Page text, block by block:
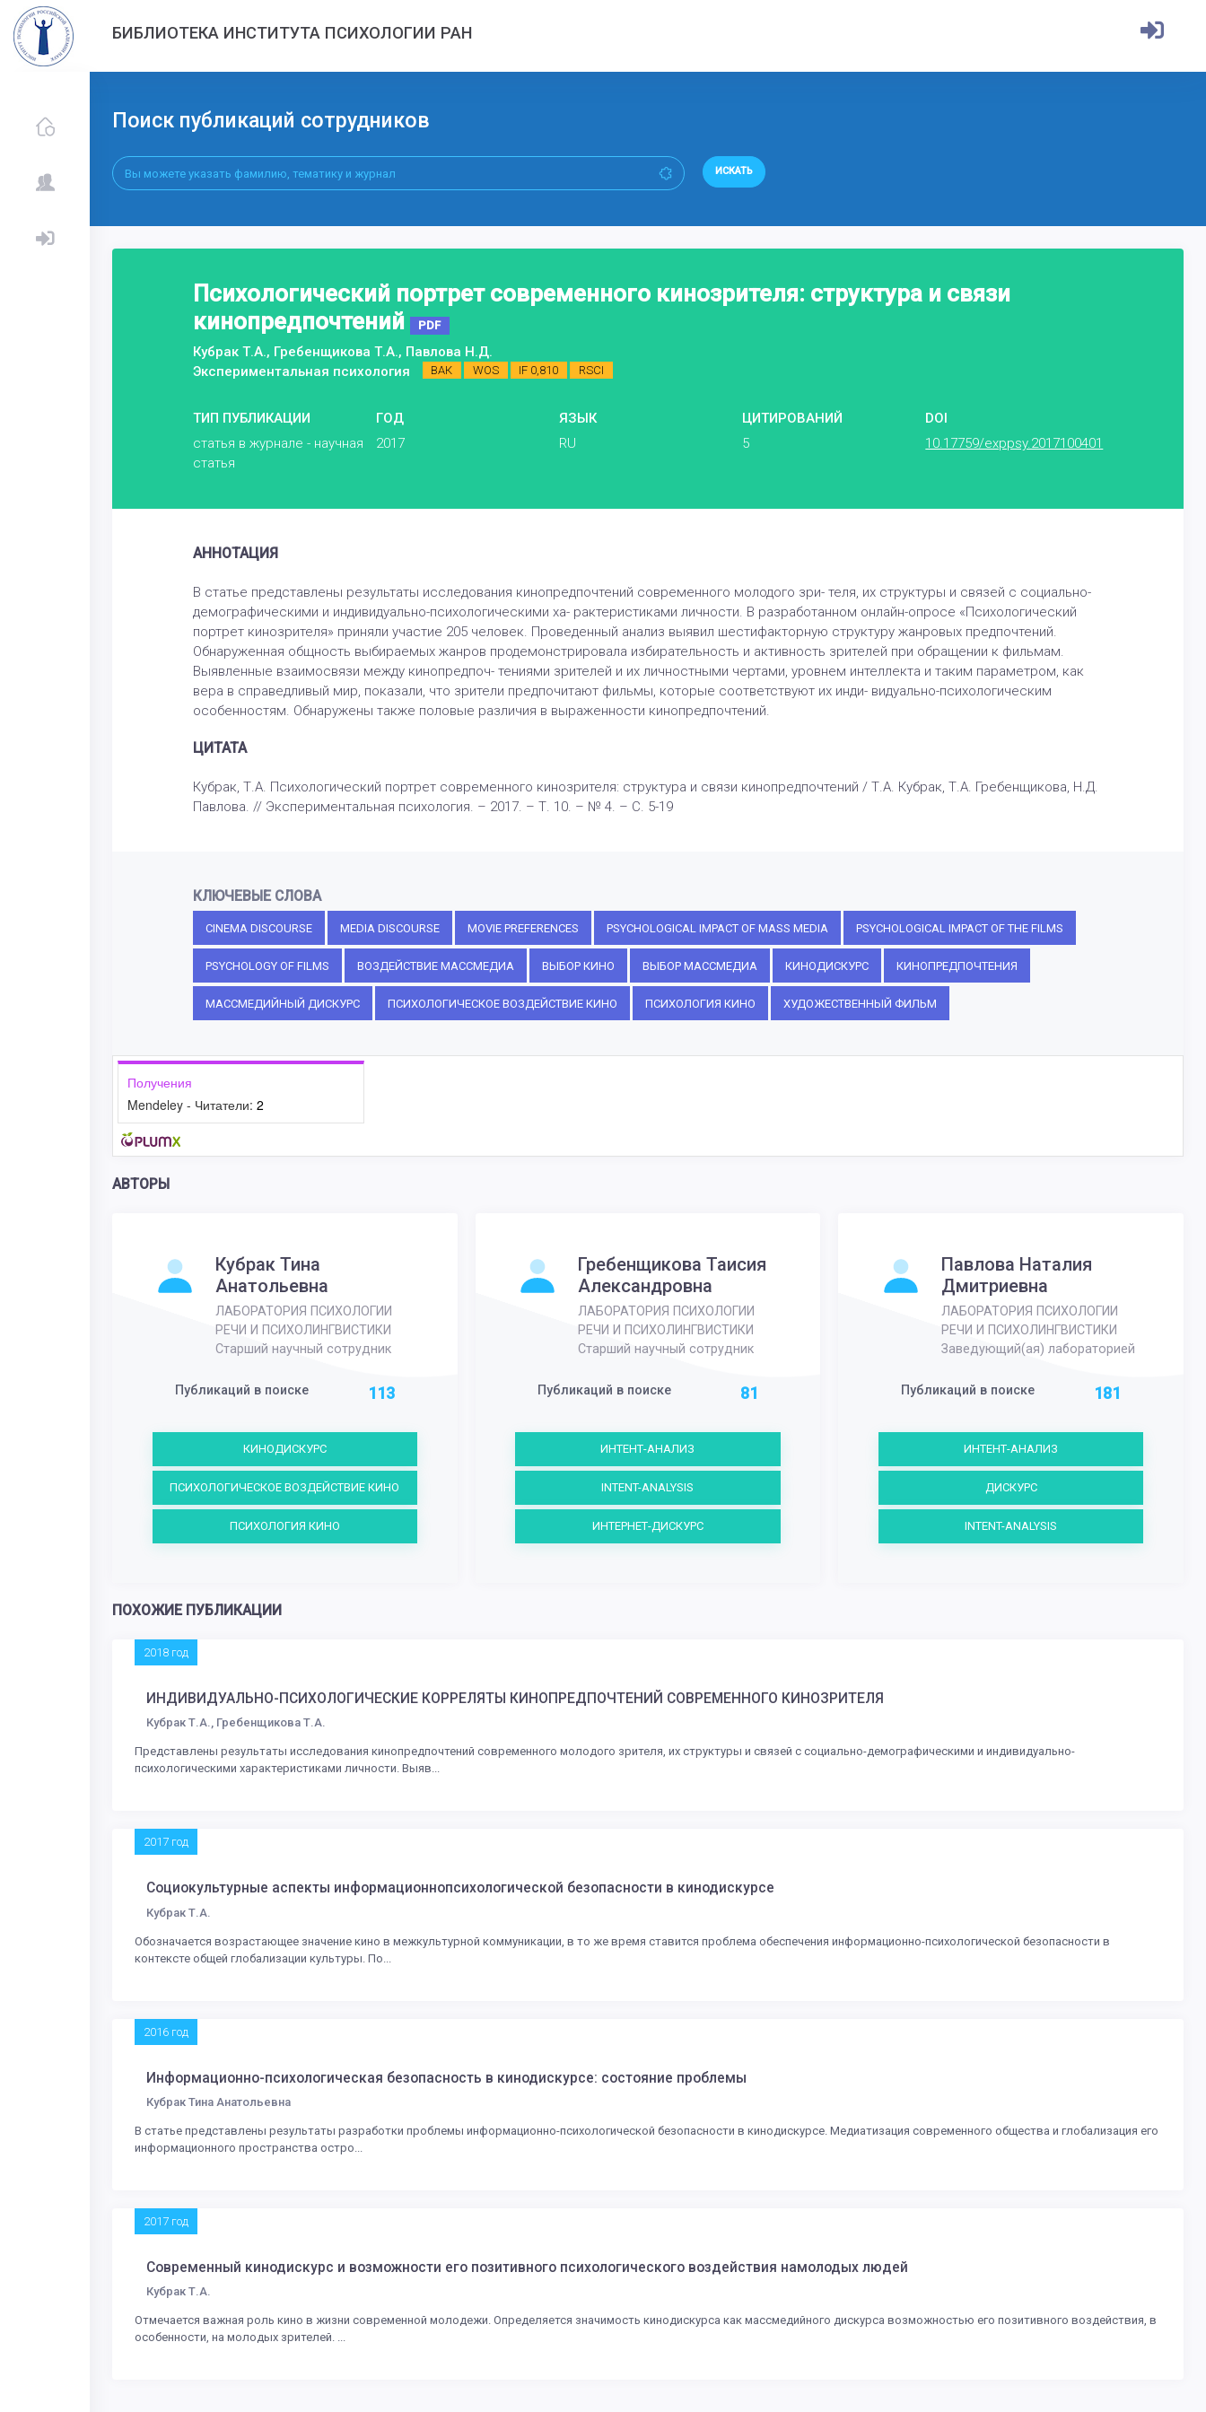
БИБЛИОТЕКА ИНСТИТУТА ПСИХОЛОГИИ РАН
Поиск публикаций сотрудников
ИСКАТЬ
Психологический портрет современного кинозрителя: структура и связи
кинопредпочтений
PDF
Кубрак Т.А., Гребенщикова Т.А., Павлова Н.Д.
Экспериментальная психология
ВАК WOS IF 0,810 RSCI
ТИП ПУБЛИКАЦИИ
статья в журнале - научная
статья
ГОД
2017
ЯЗЫК
RU
ЦИТИРОВАНИЙ
5
DOI
10.17759/exppsy.2017100401
АННОТАЦИЯ
В статье представлены результаты исследования кинопредпочтений современного молодого зри- теля, их структуры и связей с социально-
демографическими и индивидуально-психологическими ха- рактеристиками личности. В разработанном онлайн-опросе «Психологический
портрет кинозрителя» приняли участие 205 человек. Проведенный анализ выявил шестифакторную структуру жанровых предпочтений.
Обнаруженная общность выбираемых жанров продемонстрировала избирательность и активность зрителей при обращении к фильмам.
Выявленные взаимосвязи между кинопредпоч- тениями зрителей и их личностными чертами, уровнем интеллекта и таким параметром, как
вера в справедливый мир, показали, что зрители предпочитают фильмы, которые соответствуют их инди- видуально-психологическим
особенностям. Обнаружены также половые различия в выраженности кинопредпочтений.
ЦИТАТА
Кубрак, Т.А. Психологический портрет современного кинозрителя: структура и связи кинопредпочтений / Т.А. Кубрак, Т.А. Гребенщикова, Н.Д.
Павлова. // Экспериментальная психология. – 2017. – Т. 10. – № 4. – С. 5-19
КЛЮЧЕВЫЕ СЛОВА
CINEMA DISCOURSE MEDIA DISCOURSE MOVIE PREFERENCES PSYCHOLOGICAL IMPACT OF MASS MEDIA PSYCHOLOGICAL IMPACT OF THE FILMS
PSYCHOLOGY OF FILMS ВОЗДЕЙСТВИЕ МАССМЕДИА ВЫБОР КИНО ВЫБОР МАССМЕДИА КИНОДИСКУРС КИНОПРЕДПОЧТЕНИЯ
МАССМЕДИЙНЫЙ ДИСКУРС ПСИХОЛОГИЧЕСКОЕ ВОЗДЕЙСТВИЕ КИНО ПСИХОЛОГИЯ КИНО ХУДОЖЕСТВЕННЫЙ ФИЛЬМ
Получения
Mendeley - Читатели: 2
АВТОРЫ
Кубрак Тина
Анатольевна
ЛАБОРАТОРИЯ ПСИХОЛОГИИ
РЕЧИ И ПСИХОЛИНГВИСТИКИ
Старший научный сотрудник
Публикаций в поиске 113
КИНОДИСКУРС
ПСИХОЛОГИЧЕСКОЕ ВОЗДЕЙСТВИЕ КИНО
ПСИХОЛОГИЯ КИНО
Гребенщикова Таисия
Александровна
ЛАБОРАТОРИЯ ПСИХОЛОГИИ
РЕЧИ И ПСИХОЛИНГВИСТИКИ
Старший научный сотрудник
Публикаций в поиске 81
ИНТЕНТ-АНАЛИЗ
INTENT-ANALYSIS
ИНТЕРНЕТ-ДИСКУРС
Павлова Наталия
Дмитриевна
ЛАБОРАТОРИЯ ПСИХОЛОГИИ
РЕЧИ И ПСИХОЛИНГВИСТИКИ
Заведующий(ая) лабораторией
Публикаций в поиске 181
ИНТЕНТ-АНАЛИЗ
ДИСКУРС
INTENT-ANALYSIS
ПОХОЖИЕ ПУБЛИКАЦИИ
2018 год
ИНДИВИДУАЛЬНО-ПСИХОЛОГИЧЕСКИЕ КОРРЕЛЯТЫ КИНОПРЕДПОЧТЕНИЙ СОВРЕМЕННОГО КИНОЗРИТЕЛЯ
Кубрак Т.А., Гребенщикова Т.А.
Представлены результаты исследования кинопредпочтений современного молодого зрителя, их структуры и связей с социально-демографическими и индивидуально-
психологическими характеристиками личности. Выяв...
2017 год
Социокультурные аспекты информационнопсихологической безопасности в кинодискурсе
Кубрак Т.А.
Обозначается возрастающее значение кино в межкультурной коммуникации, в то же время ставится проблема обеспечения информационно-психологической безопасности в
контексте общей глобализации культуры. По...
2016 год
Информационно-психологическая безопасность в кинодискурсе: состояние проблемы
Кубрак Тина Анатольевна
В статье представлены результаты разработки проблемы информационно-психологической безопасности в кинодискурсе. Медиатизация современного общества и глобализация его
информационного пространства остро...
2017 год
Современный кинодискурс и возможности его позитивного психологического воздействия намолодых людей
Кубрак Т.А.
Отмечается важная роль кино в жизни современной молодежи. Определяется значимость кинодискурса как массмедийного дискурса возможностью его позитивного воздействия, в
особенности, на молодых зрителей. ...